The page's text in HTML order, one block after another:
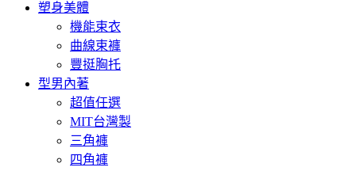
塑身美體
機能束衣
曲線束褲
豐挺胸托
型男內著
超值任選
MIT台灣製
三角褲
四角褲